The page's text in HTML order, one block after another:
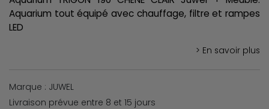
Aquarium tout équipé avec chauffage, filtre et rampes
LED
> En savoir plus
Marque : JUWEL
Livraison prévue entre 8 et 15 jours